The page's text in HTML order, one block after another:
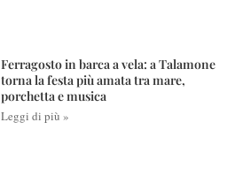
Ferragosto in barca a vela: a Talamone
torna la festa più amata tra mare,
porchetta e musica
Leggi di più »